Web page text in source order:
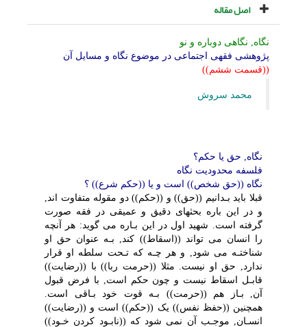
اصل مقاله
نگاه, نگاهى دوباره و نو
پژوهشى فقهى اجتماعى در موضوع نگاه و مسایل آن
((قسمت ششم))
محمد سروش
نگاه, حق یا حکم؟
فلسفه محدودیت نگاه
نگاه ((حق شخص)) است و یا ((حکم شرع)) ؟
قبلا باید بـدانیم ((حق)) و ((حکم)) دو مقوله متفاوت اند,
و در این باره بحثهاى دقیق و عمیقى در فقه صورت
گرفته است. شهید اول در این بـاره مى گوید: هر آنچه
را انسان مى تواند ((اسقاط)) کند, بـه عنوان حق او
شناختـه مى شود, و هر چـه که تـحت سلطه او قرار
ندارد, حق او نیست. مثلا ((حرمت ربا)) با ((رضایت))
قابـل اسقاط نیست و چون حکم است, با فرض قبول
آن, بـاز هم ((حرمت)) بـه قوت خود بـاقى است.
همچنین ((حفظ نفس)) یک ((حکم)) است و ((رضایت))
انسـان, موجـب آن نمى شود که ((نابـود کردن خـود))